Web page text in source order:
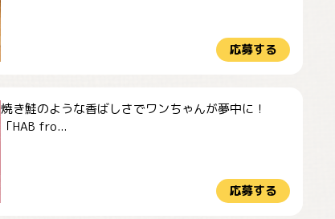
応募する
焼き鮭のような香ばしさでワンちゃんが夢中に！
「HAB fro...
応募する